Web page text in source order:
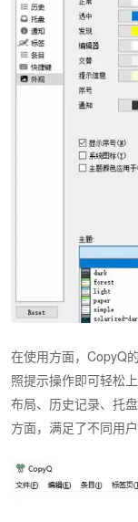
在使用方面，CopyQ
照提示操作即可轻松
布局、历史记录、托
方面，满足了不同用